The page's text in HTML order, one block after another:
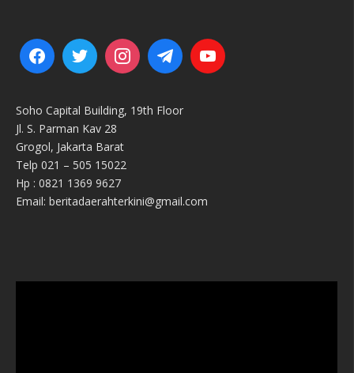
Soho Capital Building, 19th Floor
Jl. S. Parman Kav 28
Grogol, Jakarta Barat
Telp 021 – 505 15022
Hp : 0821 1369 9627
Email: beritadaerahterkini@gmail.com